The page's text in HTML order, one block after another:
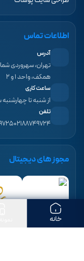
اطلاعات تماس
آدرس
همکف، واحد ۱ و ۲
ساعت کاری
از شنبه تا چهارشنبه ساعت
تلفن
۰۲۱۸۸۷۴۹۷۲۴
مجوز های دیجیتال
خانه